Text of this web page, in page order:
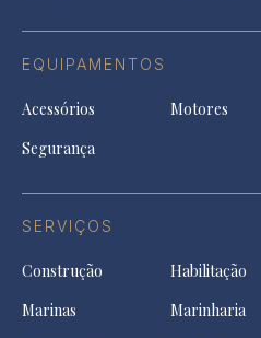
EQUIPAMENTOS
Acessórios Motores
Segurança
SERVIÇOS
Construção Habilitação
Marinas
Marinharia